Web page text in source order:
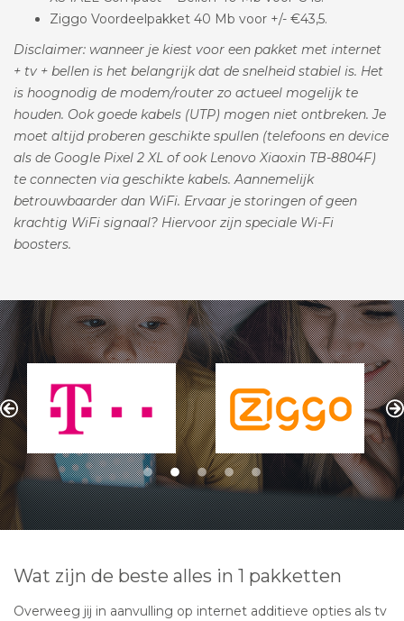
Ziggo Voordeelpakket 40 Mb voor +/- €43,5.
Disclaimer: wanneer je kiest voor een pakket met internet
+ tv + bellen is het belangrijk dat de snelheid stabiel is. Het
is hoognodig de modem/router zo actueel mogelijk te
houden. Ook goede kabels (UTP) mogen niet ontbreken. Je
moet altijd proberen geschikte spullen (telefoons en device
als de Google Pixel 2 XL of ook Lenovo Xiaoxin TB-8804F)
te connecten via geschikte kabels. Aannemelijk
betrouwbaarder dan WiFi. Ervaar je storingen of geen
krachtig WiFi signaal? Hiervoor zijn speciale Wi-Fi
boosters.
Wat zijn de beste alles in 1 pakketten
Overweeg jij in aanvulling op internet additieve opties als tv